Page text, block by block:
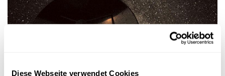
Diese Webseite verwendet Cookies